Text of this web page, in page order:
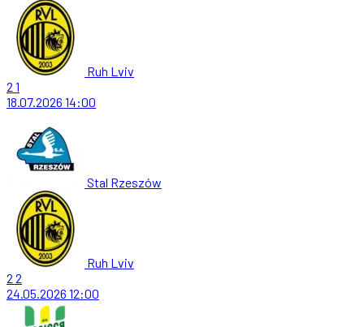
Ruh Lviv
2 1
18.07.2026 14:00
Stal Rzeszów
Ruh Lviv
2 2
24.05.2026 12:00